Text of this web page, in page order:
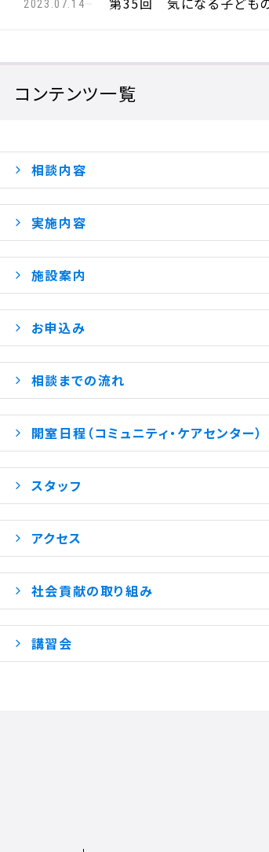
2023.07.14
コンテンツ一覧
相談内容
実施内容
施設案内
お申込み
相談までの流れ
開室日程（コミュニティ・ケアセンター）
スタッフ
アクセス
社会貢献の取り組み
講習会